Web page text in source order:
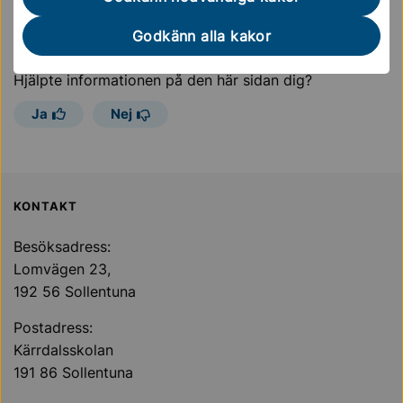
Godkänn alla kakor
Sidan uppdaterades11 oktober 2024
Hjälpte informationen på den här sidan dig?
Ja Nej
Sollentuna Kommun
KONTAKT
Besöksadress:
Lomvägen 23,
192 56 Sollentuna
Postadress:
Kärrdalsskolan
191 86 Sollentuna